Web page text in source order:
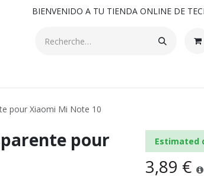
BIENVENIDO A TU TIENDA ONLINE DE
pour Xiaomi Mi Note 10
pour
Estimated
3,89 €